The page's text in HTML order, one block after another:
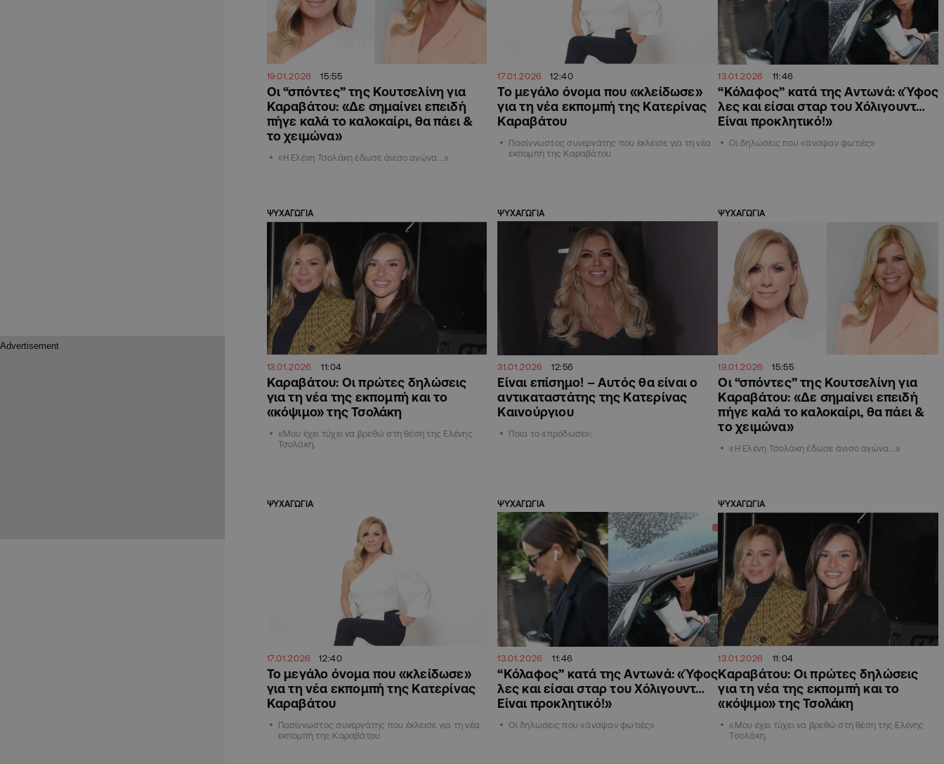
19.01.2026 15:55
Οι “σπόντες” της Κουτσελίνη για
Καραβάτου: «Δε σημαίνει επειδή
πήγε καλά το καλοκαίρι, θα πάει &
το χειμώνα»
«Η Ελένη Τσολάκη έδωσε άνισο αγώνα...»
17.01.2026 12:40
Το μεγάλο όνομα που «κλείδωσε»
για τη νέα εκπομπή της Κατερίνας
Καραβάτου
Πασίγνωστος συνεργάτης που έκλεισε για τη νέα
εκπομπή της Καραβάτου
13.01.2026 11:46
“Κόλαφος” κατά της Αντωνά: «Ύφος
λες και είσαι σταρ του Χόλιγουντ…
Είναι προκλητικό!»
Οι δηλώσεις που «άναψαν φωτιές»
ΨΥΧΑΓΩΓΙΑ
13.01.2026 11:04
Καραβάτου: Οι πρώτες δηλώσεις
για τη νέα της εκπομπή και το
«κόψιμο» της Τσολάκη
«Μου έχει τύχει να βρεθώ στη θέση της Ελένης
Τσολάκη,
ΨΥΧΑΓΩΓΙΑ
31.01.2026 12:56
Είναι επίσημο! – Αυτός θα είναι ο
αντικαταστάτης της Κατερίνας
Καινούργιου
Ποια το «πρόδωσε»;
ΨΥΧΑΓΩΓΙΑ
19.01.2026 15:55
Οι “σπόντες” της Κουτσελίνη για
Καραβάτου: «Δε σημαίνει επειδή
πήγε καλά το καλοκαίρι, θα πάει &
το χειμώνα»
«Η Ελένη Τσολάκη έδωσε άνισο αγώνα...»
ΨΥΧΑΓΩΓΙΑ
17.01.2026 12:40
Το μεγάλο όνομα που «κλείδωσε»
για τη νέα εκπομπή της Κατερίνας
Καραβάτου
Πασίγνωστος συνεργάτης που έκλεισε για τη νέα
εκπομπή της Καραβάτου
ΨΥΧΑΓΩΓΙΑ
13.01.2026 11:46
“Κόλαφος” κατά της Αντωνά: «Ύφος
λες και είσαι σταρ του Χόλιγουντ…
Είναι προκλητικό!»
Οι δηλώσεις που «άναψαν φωτιές»
ΨΥΧΑΓΩΓΙΑ
13.01.2026 11:04
Καραβάτου: Οι πρώτες δηλώσεις
για τη νέα της εκπομπή και το
«κόψιμο» της Τσολάκη
«Μου έχει τύχει να βρεθώ στη θέση της Ελένης
Τσολάκη,